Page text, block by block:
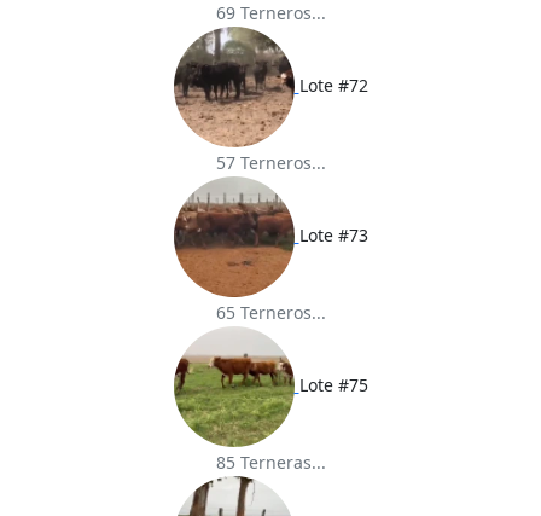
69 Terneros...
Lote #72
57 Terneros...
Lote #73
65 Terneros...
Lote #75
85 Terneras...